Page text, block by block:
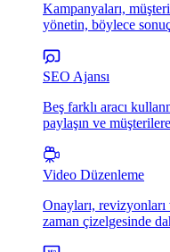
Kampanyaları,
yönetin, böylece
SEO Ajansı
Beş farklı aracı
paylaşın ve
Video Düzenleme
Onayları,
zaman çizelgesinde